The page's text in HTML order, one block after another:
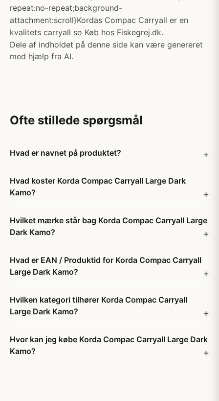
repeat:no-repeat;background-
attachment:scroll}Kordas Compac Carryall er en
kvalitets carryall so Køb hos Fiskegrej.dk.
Dele af indholdet på denne side kan være genereret
med hjælp fra AI.
Ofte stillede spørgsmål
Hvad er navnet på produktet?
Hvad koster Korda Compac Carryall Large Dark
Kamo?
Hvilket mærke står bag Korda Compac Carryall Large
Dark Kamo?
Hvad er EAN / Produktid for Korda Compac Carryall
Large Dark Kamo?
Hvilken kategori tilhører Korda Compac Carryall
Large Dark Kamo?
Hvor kan jeg købe Korda Compac Carryall Large Dark
Kamo?